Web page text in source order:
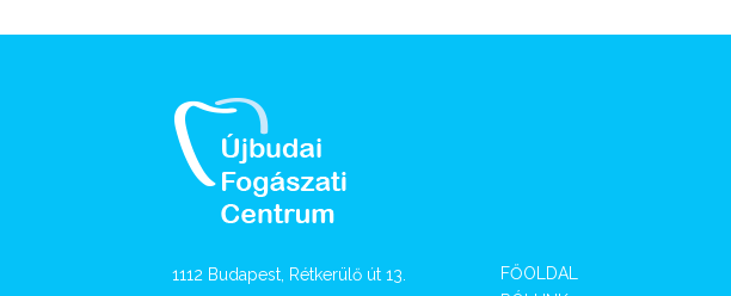
1112 Budapest, Rétkerülő út 13.
FŐOLDAL